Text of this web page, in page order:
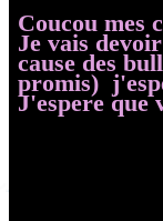
Coucou mes
Je vais
cause des
promis)
J'espere que